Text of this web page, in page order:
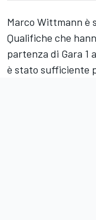
Marco Wittmann è
Qualifiche che
partenza di Gara 1
è stato sufficiente